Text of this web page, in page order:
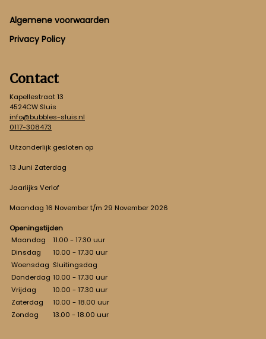
Footer
Algemene voorwaarden
Privacy Policy
Contact
Kapellestraat 13
4524CW Sluis
info@bubbles-sluis.nl
0117-308473
Uitzonderlijk gesloten op
13 Juni Zaterdag
Jaarlijks Verlof
Maandag 16 November t/m 29 November 2026
Openingstijden
Maandag
11.00 - 17.30 uur
Dinsdag
10.00 - 17.30 uur
Woensdag Sluitingsdag
Donderdag 10.00 - 17.30 uur
Vrijdag
10.00 - 17.30 uur
Zaterdag
10.00 - 18.00 uur
Zondag
13.00 - 18.00 uur